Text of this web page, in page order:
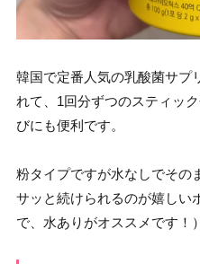
韓国で定番人気の乳酸菌サプ
れて、1回分ずつのスティッ
びにも便利です。
粉タイプですが水なしでその
サッと続けられるのが嬉しい
で、水ありがオススメです！）